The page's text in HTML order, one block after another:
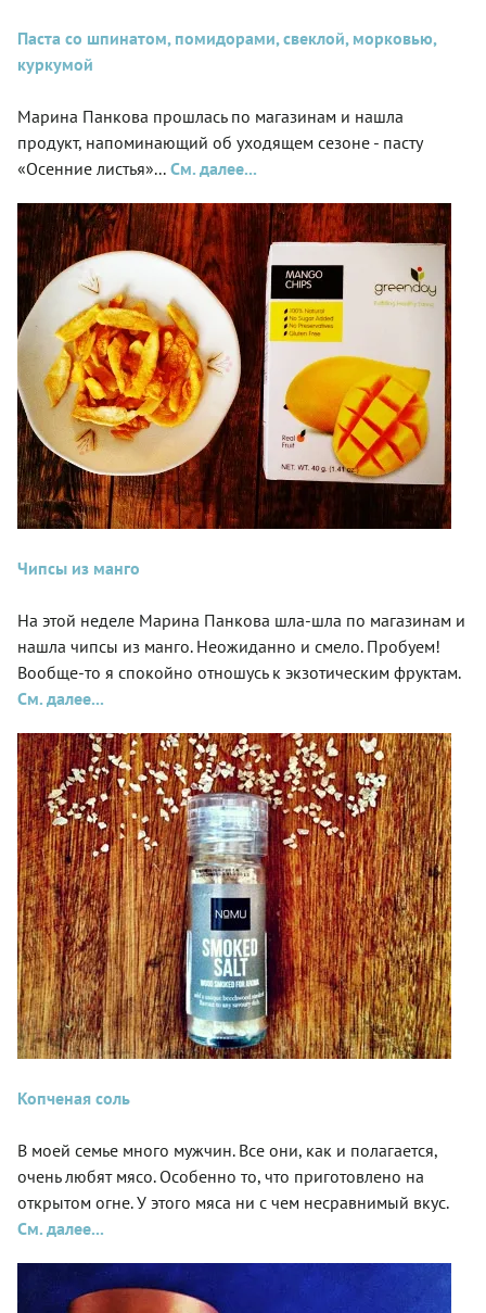
Паста со шпинатом, помидорами, свеклой, морковью,
куркумой
Марина Панкова прошлась по магазинам и нашла
продукт, напоминающий об уходящем сезоне - пасту
«Осенние листья»... См. далее...
Чипсы из манго
На этой неделе Марина Панкова шла-шла по магазинам и
нашла чипсы из манго. Неожиданно и смело. Пробуем!
Вообще-то я спокойно отношусь к экзотическим фруктам.
См. далее...
Копченая соль
В моей семье много мужчин. Все они, как и полагается,
очень любят мясо. Особенно то, что приготовлено на
открытом огне. У этого мяса ни с чем несравнимый вкус.
См. далее...